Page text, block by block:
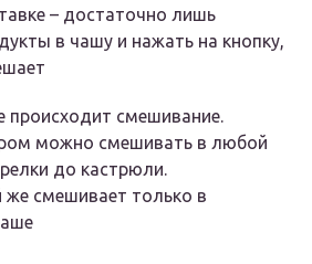
– достаточно лишь
в чашу и нажать на кнопку,
происходит смешивание.
можно смешивать в любой
до кастрюли.
же смешивает только в